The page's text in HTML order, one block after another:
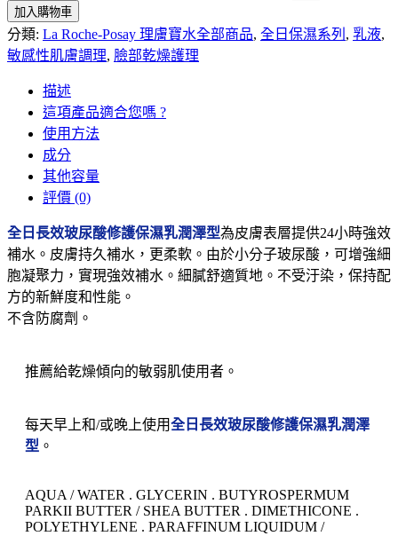
加入購物車
分類: La Roche-Posay 理膚寶水全部商品, 全日保濕系列 , 乳液,
敏感性肌膚調理, 臉部乾燥護理
描述
這項產品適合您嗎 ?
使用方法
成分
其他容量
評價 (0)
全日長效玻尿酸修護保濕乳潤澤型為皮膚表層提供24小時強效
補水。皮膚持久補水，更柔軟。由於小分子玻尿酸，可增強細
胞凝聚力，實現強效補水。細膩舒適質地。不受汙染，保持配
方的新鮮度和性能。
不含防腐劑。
推薦給乾燥傾向的敏弱肌使用者。
每天早上和/或晚上使用全日長效玻尿酸修護保濕乳潤澤
型 。
AQUA / WATER . GLYCERIN . BUTYROSPERMUM
PARKII BUTTER / SHEA BUTTER . DIMETHICONE .
POLYETHYLENE . PARAFFINUM LIQUIDUM /